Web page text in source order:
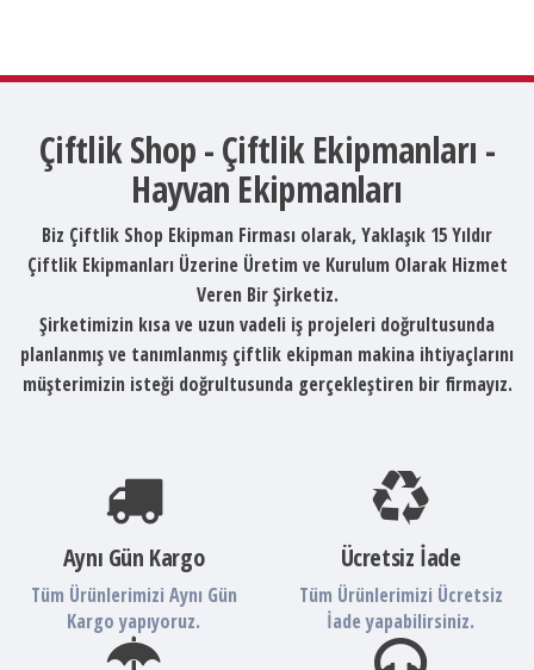
Çiftlik Shop - Çiftlik Ekipmanları -
Hayvan Ekipmanları
Biz Çiftlik Shop Ekipman Firması olarak, Yaklaşık 15 Yıldır
Çiftlik Ekipmanları Üzerine Üretim ve Kurulum Olarak Hizmet
Veren Bir Şirketiz.
Şirketimizin kısa ve uzun vadeli iş projeleri doğrultusunda
planlanmış ve tanımlanmış çiftlik ekipman makina ihtiyaçlarını
müşterimizin isteği doğrultusunda gerçekleştiren bir firmayız.
Aynı Gün Kargo
Tüm Ürünlerimizi Aynı Gün
Kargo yapıyoruz.
Ücretsiz İade
Tüm Ürünlerimizi Ücretsiz
İade yapabilirsiniz.